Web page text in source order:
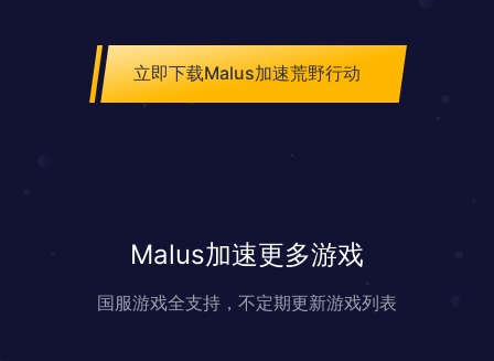
立即下载Malus加速荒野行动
Malus加速更多游戏
国服游戏全支持，不定期更新游戏列表